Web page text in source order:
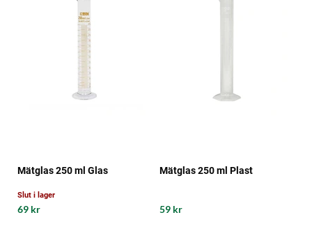
Mätglas 250 ml Glas
Slut i lager
69 kr
Mätglas 250 ml Plast
59 kr